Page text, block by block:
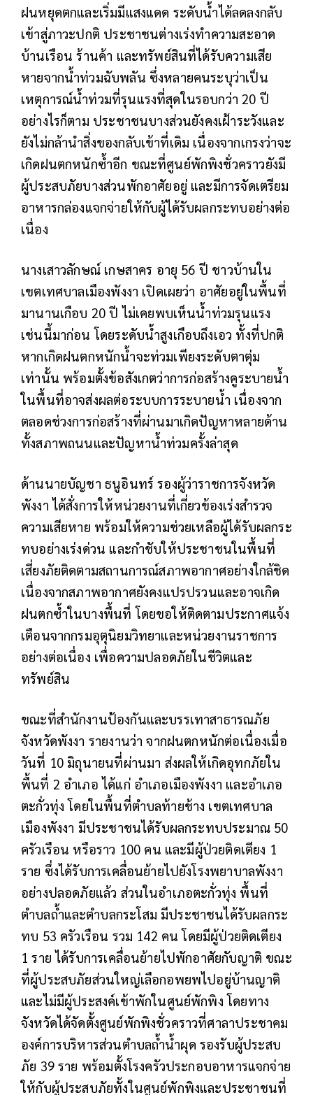
ฝนหยุดตกและเริ่มมีแสงแดด ระดับน้ำได้ลดลงกลับ
เข้าสู่ภาวะปกติ ประชาชนต่างเร่งทำความสะอาด
บ้านเรือน ร้านค้า และทรัพย์สินที่ได้รับความเสีย
หายจากน้ำท่วมฉับพลัน ซึ่งหลายคนระบุว่าเป็น
เหตุการณ์น้ำท่วมที่รุนแรงที่สุดในรอบกว่า 20 ปี
อย่างไรก็ตาม ประชาชนบางส่วนยังคงเฝ้าระวังและ
ยังไม่กล้านำสิ่งของกลับเข้าที่เดิม เนื่องจากเกรงว่าจะ
เกิดฝนตกหนักซ้ำอีก ขณะที่ศูนย์พักพิงชั่วคราวยังมี
ผู้ประสบภัยบางส่วนพักอาศัยอยู่ และมีการจัดเตรียม
อาหารกล่องแจกจ่ายให้กับผู้ได้รับผลกระทบอย่างต่อ
เนื่อง
นางเสาวลักษณ์ เกษสาคร อายุ 56 ปี ชาวบ้านใน
เขตเทศบาลเมืองพังงา เปิดเผยว่า อาศัยอยู่ในพื้นที่
มานานเกือบ 20 ปี ไม่เคยพบเห็นน้ำท่วมรุนแรง
เช่นนี้มาก่อน โดยระดับน้ำสูงเกือบถึงเอว ทั้งที่ปกติ
หากเกิดฝนตกหนักน้ำจะท่วมเพียงระดับตาตุ่ม
เท่านั้น พร้อมตั้งข้อสังเกตว่าการก่อสร้างคูระบายน้ำ
ในพื้นที่อาจส่งผลต่อระบบการระบายน้ำ เนื่องจาก
ตลอดช่วงการก่อสร้างที่ผ่านมาเกิดปัญหาหลายด้าน
ทั้งสภาพถนนและปัญหาน้ำท่วมครั้งล่าสุด
ด้านนายบัญชา ธนูอินทร์ รองผู้ว่าราชการจังหวัด
พังงา ได้สั่งการให้หน่วยงานที่เกี่ยวข้องเร่งสำรวจ
ความเสียหาย พร้อมให้ความช่วยเหลือผู้ได้รับผลกระ
ทบอย่างเร่งด่วน และกำชับให้ประชาชนในพื้นที่
เสี่ยงภัยติดตามสถานการณ์สภาพอากาศอย่างใกล้ชิด
เนื่องจากสภาพอากาศยังคงแปรปรวนและอาจเกิด
ฝนตกซ้ำในบางพื้นที่ โดยขอให้ติดตามประกาศแจ้ง
เตือนจากกรมอุตุนิยมวิทยาและหน่วยงานราชการ
อย่างต่อเนื่อง เพื่อความปลอดภัยในชีวิตและ
ทรัพย์สิน
ขณะที่สำนักงานป้องกันและบรรเทาสาธารณภัย
จังหวัดพังงา รายงานว่า จากฝนตกหนักต่อเนื่องเมื่อ
วันที่ 10 มิถุนายนที่ผ่านมา ส่งผลให้เกิดอุทกภัยใน
พื้นที่ 2 อำเภอ ได้แก่ อำเภอเมืองพังงา และอำเภอ
ตะกั่วทุ่ง โดยในพื้นที่ตำบลท้ายช้าง เขตเทศบาล
เมืองพังงา มีประชาชนได้รับผลกระทบประมาณ 50
ครัวเรือน หรือราว 100 คน และมีผู้ป่วยติดเตียง 1
ราย ซึ่งได้รับการเคลื่อนย้ายไปยังโรงพยาบาลพังงา
อย่างปลอดภัยแล้ว ส่วนในอำเภอตะกั่วทุ่ง พื้นที่
ตำบลถ้ำและตำบลกระโสม มีประชาชนได้รับผลกระ
ทบ 53 ครัวเรือน รวม 142 คน โดยมีผู้ป่วยติดเตียง
1 ราย ได้รับการเคลื่อนย้ายไปพักอาศัยกับญาติ ขณะ
ที่ผู้ประสบภัยส่วนใหญ่เลือกอพยพไปอยู่บ้านญาติ
และไม่มีผู้ประสงค์เข้าพักในศูนย์พักพิง โดยทาง
จังหวัดได้จัดตั้งศูนย์พักพิงชั่วคราวที่ศาลาประชาคม
องค์การบริหารส่วนตำบลถ้ำน้ำผุด รองรับผู้ประสบ
ภัย 39 ราย พร้อมตั้งโรงครัวประกอบอาหารแจกจ่าย
ให้กับผู้ประสบภัยทั้งในศูนย์พักพิงและประชาชนที่